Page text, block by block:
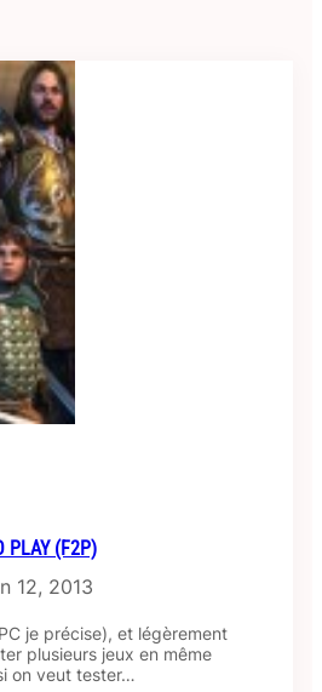
PLAY (F2P)
12, 2013
je précise), et légèrement
plusieurs jeux en même
on veut tester…